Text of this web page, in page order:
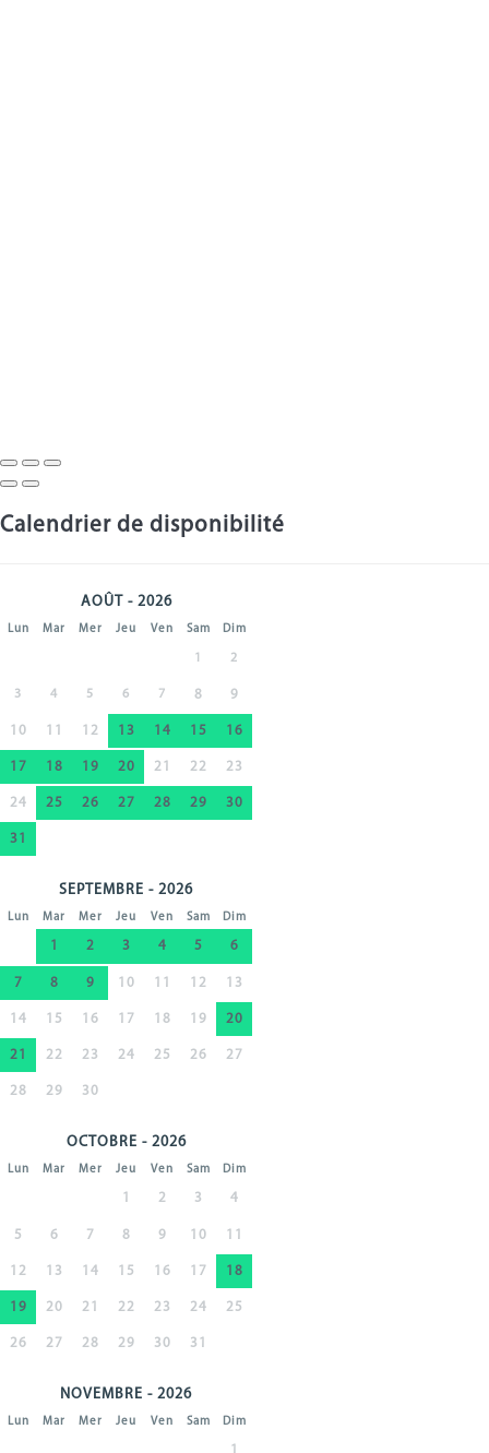
Calendrier de disponibilité
AOÛT - 2026
Lun Mar Mer Jeu Ven Sam Dim
1 2
3 4 5 6 7 8 9
10 11 12 13 14 15 16
17 18 19 20 21 22 23
24 25 26 27 28 29 30
31
SEPTEMBRE - 2026
Lun Mar Mer Jeu Ven Sam Dim
1 2 3 4 5 6
7 8 9 10 11 12 13
14 15 16 17 18 19 20
21 22 23 24 25 26 27
28 29 30
OCTOBRE - 2026
Lun Mar Mer Jeu Ven Sam Dim
1 2 3 4
5 6 7 8 9 10 11
12 13 14 15 16 17 18
19 20 21 22 23 24 25
26 27 28 29 30 31
NOVEMBRE - 2026
Lun Mar Mer Jeu Ven Sam Dim
1